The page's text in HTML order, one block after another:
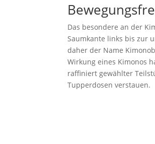
Das besondere an der
Saumkante links bis zur
daher der Name
Wirkung eines Kimonos
raffiniert gewählter
Tupperdosen verstauen.